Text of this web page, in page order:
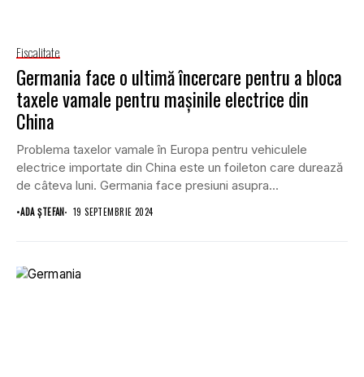
Fiscalitate
Germania face o ultimă încercare pentru a bloca
taxele vamale pentru mașinile electrice din
China
Problema taxelor vamale în Europa pentru vehiculele
electrice importate din China este un foileton care durează
de câteva luni. Germania face presiuni asupra...
•ADA ȘTEFAN 19 SEPTEMBRIE 2024